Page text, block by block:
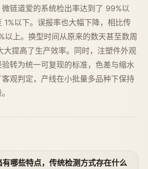
链道爱的系统检出率达到了 99%以
1%以下。误报率也大幅下降，相比传
以上。换型时间从原来的数天甚至数周
大提高了生产效率。同时，注塑件外观
转为统一可复现的标准，色差与缩水
观判定，产线在小批量多品种下保持
哪些特点，传统检测方式存在什么